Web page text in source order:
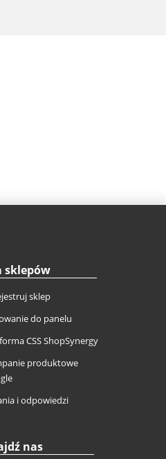
sklepów
sklep
do panelu
CSS ShopSynergy
produktowe
i odpowiedzi
nas